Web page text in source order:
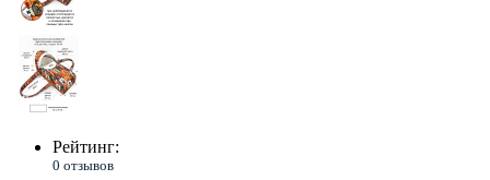
Рейтинг:
0 отзывов